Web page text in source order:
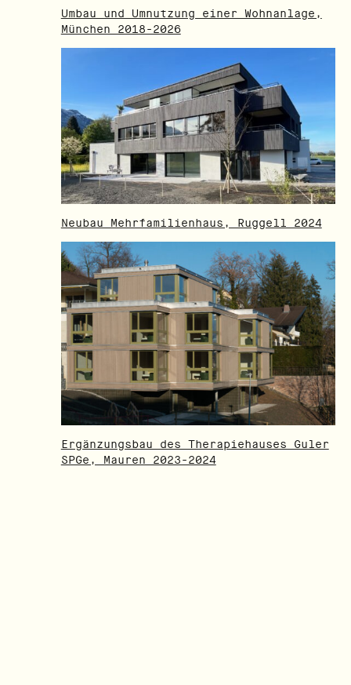
Umbau und Umnutzung einer Wohnanlage,
München 2018-2026
Neubau Mehrfamilienhaus, Ruggell 2024
Ergänzungsbau des Therapiehauses Guler
SPGe, Mauren 2023-2024